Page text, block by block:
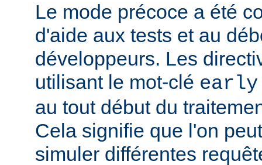
Le mode précoce a été
d'aide aux tests et au
développeurs. Les
utilisant le mot-clé early
au tout début du
Cela signifie que l'on
simuler différentes